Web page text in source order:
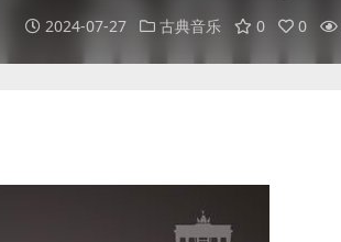
2024-07-27 古典音乐 0 0